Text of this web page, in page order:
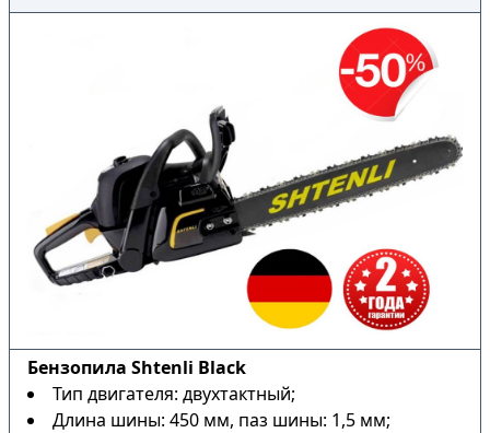
Бензопила Shtenli Black
Тип двигателя: двухтактный;
Длина шины: 450 мм, паз шины: 1,5 мм;